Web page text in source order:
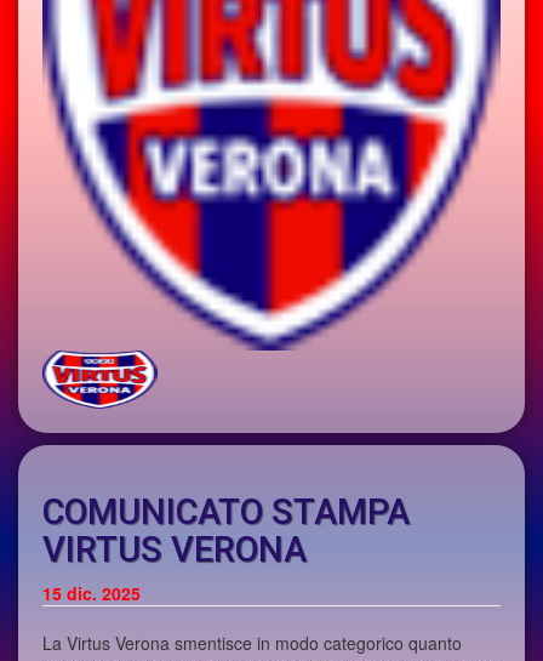
COMUNICATO STAMPA
VIRTUS VERONA
15 dic. 2025
La Virtus Verona smentisce in modo categorico quanto